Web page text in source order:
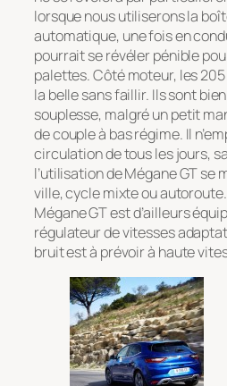
lorsque nous utiliserons la
automatique, une fois en
pourrait se révéler pénible
palettes. Côté moteur, les
la belle sans faillir. Ils sont
souplesse, malgré un petit
de couple à bas régime. Il
circulation de tous les jours,
l’utilisation de Mégane GT se
ville, cycle mixte ou
Mégane GT est d’ailleurs
régulateur de vitesses
bruit est à prévoir à haute